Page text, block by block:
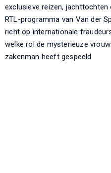
exclusieve reizen, jachttochten
RTL-programma van Van der
richt op internationale
welke rol de mysterieuze
zakenman heeft gespeeld